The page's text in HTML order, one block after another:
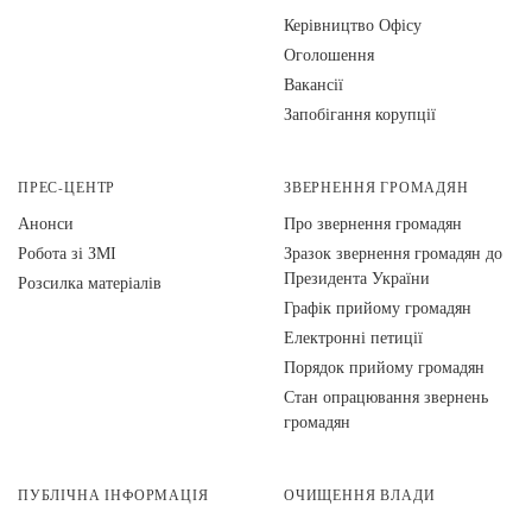
Керівництво Офісу
Оголошення
Вакансії
Запобігання корупції
ПРЕС-ЦЕНТР
Анонси
Робота зі ЗМІ
Розсилка матеріалів
ЗВЕРНЕННЯ ГРОМАДЯН
Про звернення громадян
Зразок звернення громадян до
Президента України
Графік прийому громадян
Електронні петиції
Порядок прийому громадян
Стан опрацювання звернень
громадян
ПУБЛІЧНА ІНФОРМАЦІЯ ОЧИЩЕННЯ ВЛАДИ